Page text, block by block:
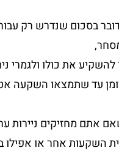
בסכום שנדרש רק
את כולו ולגמרי
עד שתמצאו השקעה
אתם מחזיקים ניירות
השקעות אחר או אפילו